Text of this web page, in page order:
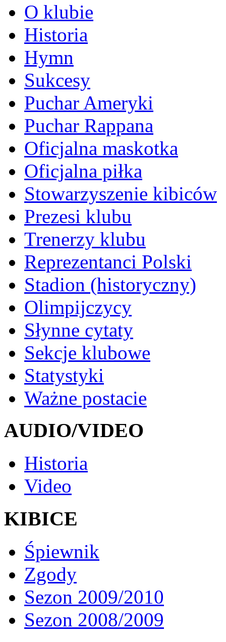
O klubie
Historia
Hymn
Sukcesy
Puchar Ameryki
Puchar Rappana
Oficjalna maskotka
Oficjalna piłka
Stowarzyszenie kibiców
Prezesi klubu
Trenerzy klubu
Reprezentanci Polski
Stadion (historyczny)
Olimpijczycy
Słynne cytaty
Sekcje klubowe
Statystyki
Ważne postacie
AUDIO/VIDEO
Historia
Video
KIBICE
Śpiewnik
Zgody
Sezon 2009/2010
Sezon 2008/2009